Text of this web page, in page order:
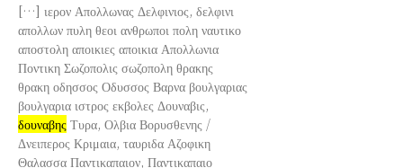
[…] ιερον Απολλωνας Δελφινιος, δελφινι
απολλων πυλη θεοι ανθρωποι πολη ναυτικο
αποστολη αποικιες αποικια Απολλωνια
Ποντικη Σωζοπολις σωζοπολη θρακης
θρακη οδησσος Οδυσσος Βαρνα βουλγαριας
βουλγαρια ιστρος εκβολες Δουναβις,
δουναβης Τυρα, Ολβια Βορυσθενης /
Δνειπερος Κριμαια, ταυριδα Αζοφικη
Θαλασσα Παντικαπαιον, Παντικαπαιο